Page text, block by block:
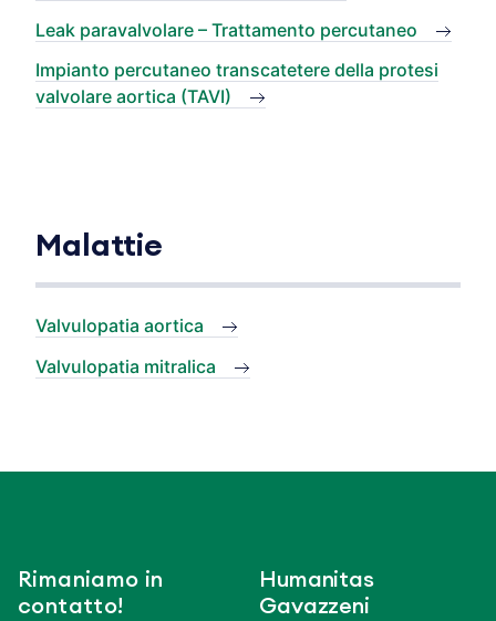
Leak paravalvolare – Trattamento percutaneo
Impianto percutaneo transcatetere della protesi
valvolare aortica (TAVI)
Malattie
Valvulopatia aortica
Valvulopatia mitralica
Rimaniamo in
contatto!
Humanitas
Gavazzeni